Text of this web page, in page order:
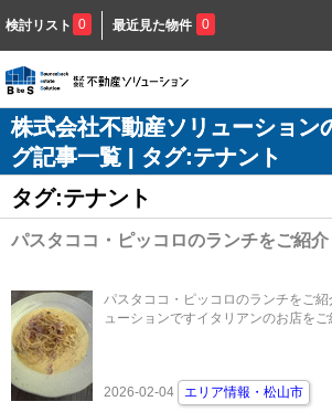
検討リスト 0 最近見た物件 0
株式会社不動産ソリューション
グ記事一覧 | タグ:テナント
タグ:テナント
パスタココ・ピッコロのランチをご紹
パスタココ・ピッコロのランチをご
ューションですイタリアンのお店を
2026-02-04 エリア情報・松山市